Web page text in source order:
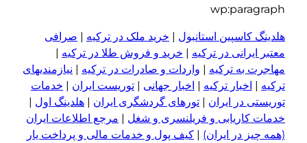
استانبول|خرید ملک در ترکیه|صرافی
در ترکیه |خرید و فروش طلا در ترکیه |
ترکیه| واردات و صادرات در ترکیه|نیازمندیهای
ترکیه | اخبار جهانی |توریست ایران| خدمات
ایران|تورهای گردشگری ایران|هلدینگ اول |
و فریلنسری و شغل|مرجع اطلاعات ایران
ایران) |کیف پول و خدمات مالی و پرداخت یار